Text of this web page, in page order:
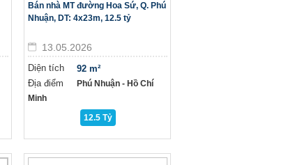
Bán nhà MT đường Hoa Sứ, Q. Phú
Nhuận, DT: 4x23m, 12.5 tỷ
13.05.2026
Diện tích
Địa điểm
92 m²
Phú Nhuận - Hồ Chí
Minh
12.5 Tỷ